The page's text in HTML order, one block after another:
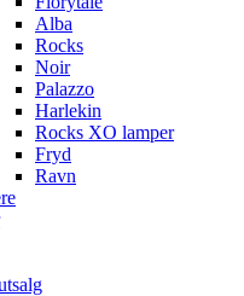
Alba
Rocks
Noir
Palazzo
Harlekin
Rocks XO lamper
Fryd
Ravn